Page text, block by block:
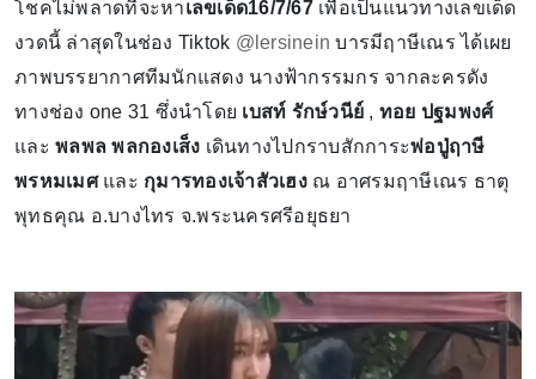
โชคไม่พลาดที่จะหาเลขเด็ด16/7/67เพื่อเป็นแนวทางเลขเด็ด
งวดนี้ ล่าสุดในช่อง Tiktok @lersinein บารมีฤาษีเณร ได้เผย
ภาพบรรยากาศทีมนักแสดง นางฟ้ากรรมกร จากละครดัง
ทางช่อง one 31 ซึ่งนำโดย เบสท์ รักษ์วนีย์ , ทอย ปฐมพงศ์
และ พลพล พลกองเส็ง เดินทางไปกราบสักการะพ่อปู่ฤาษี
พรหมเมศและ กุมารทองเจ้าสัวเฮงณ อาศรมฤาษีเณร ธาตุ
พุทธคุณ อ.บางไทร จ.พระนครศรีอยุธยา